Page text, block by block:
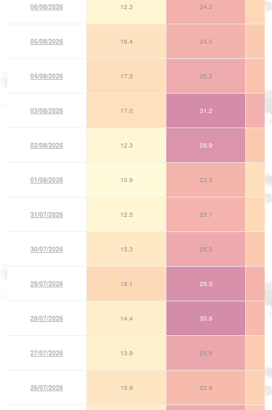
06/08/2026 12.3 24.3
05/08/2026 16.4 24.0
04/08/2026 17.3 25.2
03/08/2026 17.0 31.2
02/08/2026 12.3 28.9
01/08/2026 10.9 23.5
31/07/2026 12.5 23.7
30/07/2026 15.3 25.5
29/07/2026 18.1 29.3
28/07/2026 14.4 30.8
27/07/2026 13.9 25.9
26/07/2026 15.9 22.6